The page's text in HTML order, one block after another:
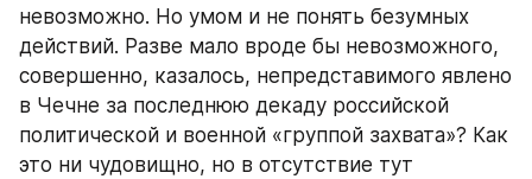
невозможно. Но умом и не понять безумных
действий. Разве мало вроде бы невозможного,
совершенно, казалось, непредставимого явлено
в Чечне за последнюю декаду российской
политической и военной «группой захвата»? Как
это ни чудовищно, но в отсутствие тут